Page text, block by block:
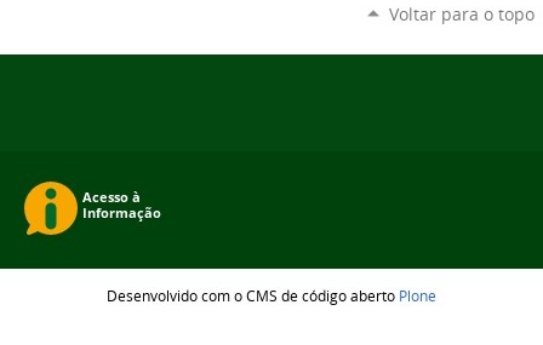
Voltar para o topo
Desenvolvido com o CMS de código aberto Plone